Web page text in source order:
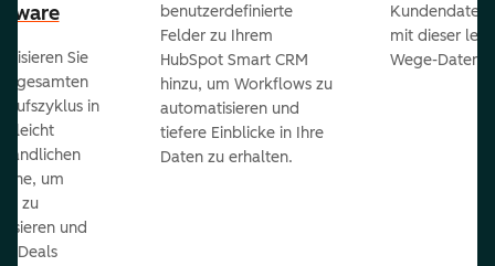
Sie
gesamten
in
leicht
um
zu
und
Deals
benutzerdefinierte
Felder zu Ihrem
HubSpot Smart CRM
hinzu, um Workflows zu
automatisieren und
tiefere Einblicke in Ihre
Daten zu erhalten.
Kundendaten
mit dieser
Wege-Daten-